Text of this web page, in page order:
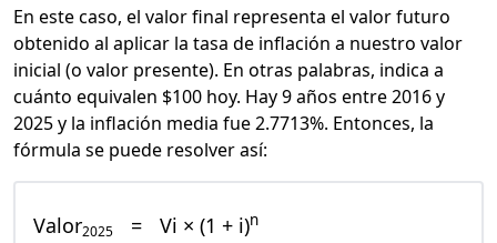
En este caso, el valor final representa el valor futuro
obtenido al aplicar la tasa de inflación a nuestro valor
inicial (o valor presente). En otras palabras, indica a
cuánto equivalen $100 hoy. Hay 9 años entre 2016 y
2025 y la inflación media fue 2.7713%. Entonces, la
fórmula se puede resolver así:
Valor2025 = Vi × (1 + i)n